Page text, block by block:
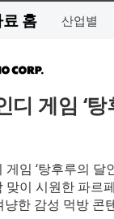
홈 산업별
디 게임 ‘
게임 ‘탕후루의
맞이 시원한 파르
냥한 감성 먹방 콘